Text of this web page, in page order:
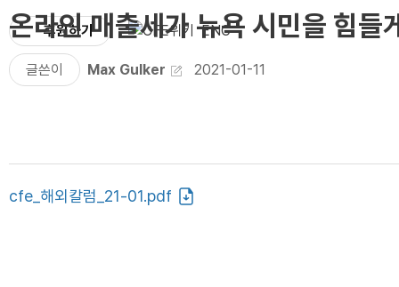
후원하기 ENG
온라인 매출세가 뉴욕 시민을 힘들
글쓴이 Max Gulker 2021-01-11
cfe_해외칼럼_21-01.pdf